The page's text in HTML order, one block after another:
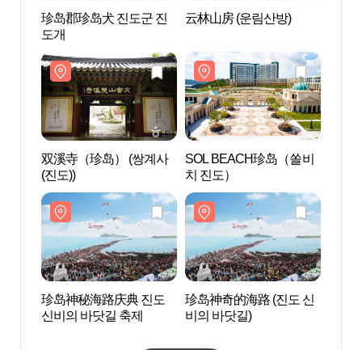
珍岛郡珍岛犬 진도군 진
도개
云林山房 (운림산방)
双溪寺（珍岛） (쌍계사
(진도))
SOL BEACH珍岛（쏠비
치 진도）
珍岛神秘海路庆典 진도
신비의 바닷길 축제
珍岛神奇的海路 (진도 신
비의 바닷길)